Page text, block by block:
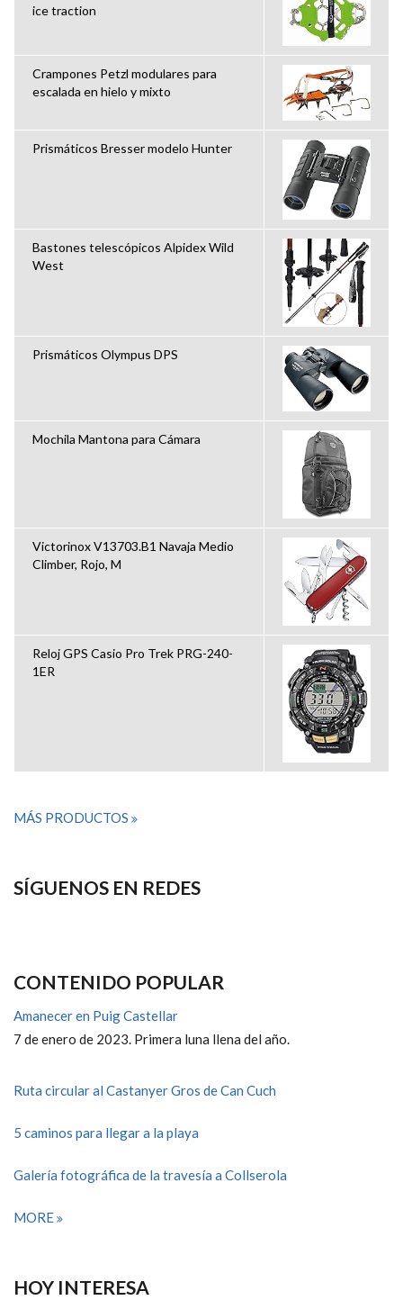
ice traction
Crampones Petzl modulares para
escalada en hielo y mixto
Prismáticos Bresser modelo Hunter
Bastones telescópicos Alpidex Wild
West
Prismáticos Olympus DPS
Mochila Mantona para Cámara
Victorinox V13703.B1 Navaja Medio
Climber, Rojo, M
Reloj GPS Casio Pro Trek PRG-240-
1ER
MÁS PRODUCTOS
SÍGUENOS EN REDES
CONTENIDO POPULAR
Amanecer en Puig Castellar
7 de enero de 2023. Primera luna llena del año.
Ruta circular al Castanyer Gros de Can Cuch
5 caminos para llegar a la playa
Galería fotográfica de la travesía a Collserola
MORE
HOY INTERESA